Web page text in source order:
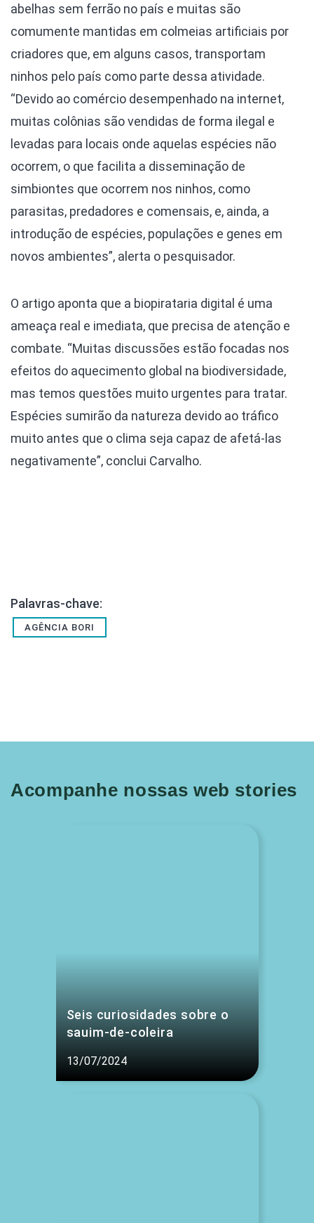
abelhas sem ferrão no país e muitas são
comumente mantidas em colmeias artificiais por
criadores que, em alguns casos, transportam
ninhos pelo país como parte dessa atividade.
“Devido ao comércio desempenhado na internet,
muitas colônias são vendidas de forma ilegal e
levadas para locais onde aquelas espécies não
ocorrem, o que facilita a disseminação de
simbiontes que ocorrem nos ninhos, como
parasitas, predadores e comensais, e, ainda, a
introdução de espécies, populações e genes em
novos ambientes”, alerta o pesquisador.
O artigo aponta que a biopirataria digital é uma
ameaça real e imediata, que precisa de atenção e
combate. “Muitas discussões estão focadas nos
efeitos do aquecimento global na biodiversidade,
mas temos questões muito urgentes para tratar.
Espécies sumirão da natureza devido ao tráfico
muito antes que o clima seja capaz de afetá-las
negativamente”, conclui Carvalho.
Palavras-chave:
AGÊNCIA BORI
Acompanhe nossas web stories
Seis curiosidades sobre o
sauim-de-coleira
13/07/2024